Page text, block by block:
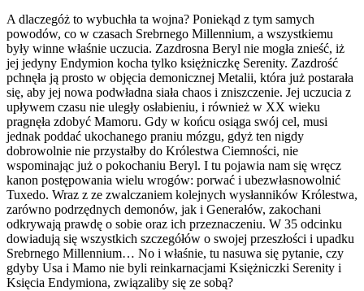
A dlaczegóż to wybuchła ta wojna? Poniekąd z tym samych
powodów, co w czasach Srebrnego Millennium, a wszystkiemu
były winne właśnie uczucia. Zazdrosna Beryl nie mogła znieść, iż
jej jedyny Endymion kocha tylko księżniczkę Serenity. Zazdrość
pchnęła ją prosto w objęcia demonicznej Metalii, która już postarała
się, aby jej nowa podwładna siała chaos i zniszczenie. Jej uczucia z
upływem czasu nie uległy osłabieniu, i również w XX wieku
pragnęła zdobyć Mamoru. Gdy w końcu osiąga swój cel, musi
jednak poddać ukochanego praniu mózgu, gdyż ten nigdy
dobrowolnie nie przystałby do Królestwa Ciemności, nie
wspominając już o pokochaniu Beryl. I tu pojawia nam się wręcz
kanon postępowania wielu wrogów: porwać i ubezwłasnowolnić
Tuxedo. Wraz z ze zwalczaniem kolejnych wysłanników Królestwa,
zarówno podrzędnych demonów, jak i Generałów, zakochani
odkrywają prawdę o sobie oraz ich przeznaczeniu. W 35 odcinku
dowiadują się wszystkich szczegółów o swojej przeszłości i upadku
Srebrnego Millennium… No i właśnie, tu nasuwa się pytanie, czy
gdyby Usa i Mamo nie byli reinkarnacjami Księżniczki Serenity i
Księcia Endymiona, związaliby się ze sobą?